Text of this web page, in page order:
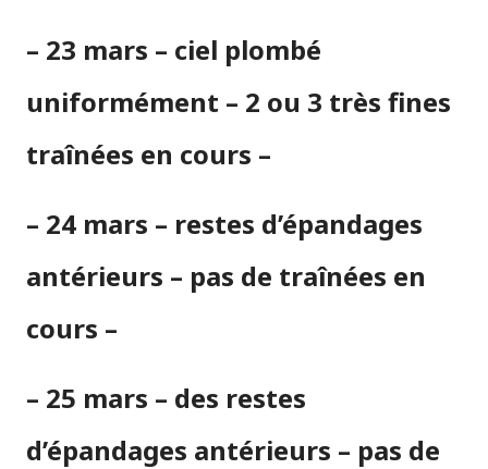
– 23 mars – ciel plombé
uniformément – 2 ou 3 très fines
traînées en cours –
– 24 mars – restes d’épandages
antérieurs – pas de traînées en
cours –
– 25 mars – des restes
d’épandages antérieurs – pas de